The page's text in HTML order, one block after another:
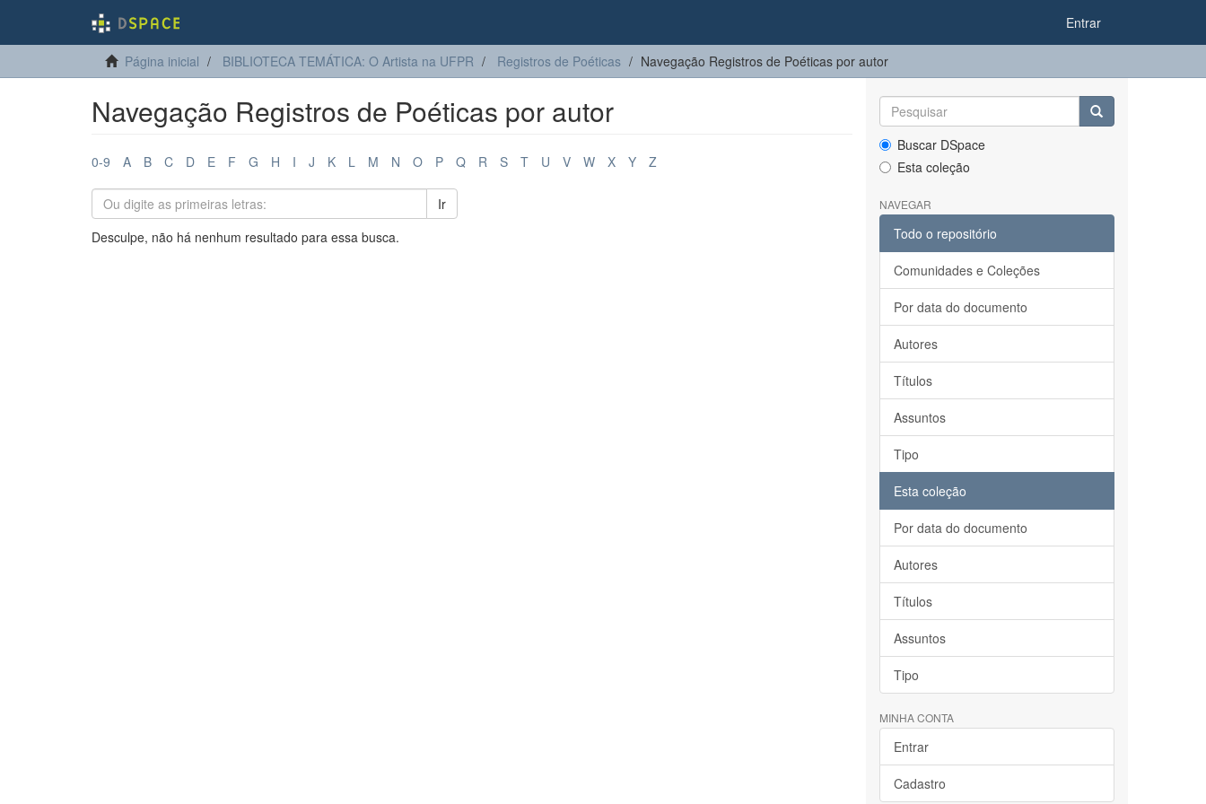
Entrar
Página inicial BIBLIOTECA TEMÁTICA: O Artista na UFPR Registros de Poéticas Navegação Registros de Poéticas por autor
Navegação Registros de Poéticas por autor
0-9 A B C D E F G H I J K L M N O P Q R S T U V W X Y Z
Ir
Desculpe, não há nenhum resultado para essa busca.
Buscar DSpace
Esta coleção
NAVEGAR
Todo o repositório
Comunidades e Coleções
Por data do documento
Autores
Títulos
Assuntos
Tipo
Esta coleção
Por data do documento
Autores
Títulos
Assuntos
Tipo
MINHA CONTA
Entrar
Cadastro